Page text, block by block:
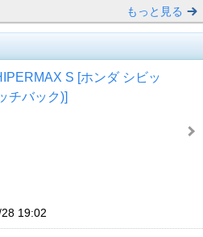
もっと見る
S [ホンダ シビッ
チバック)]
19:02